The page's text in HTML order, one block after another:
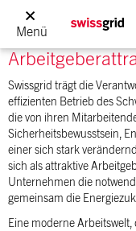
Menü
Swissgrid trägt die
effizienten Betrieb des
die von ihren
Sicherheitsbewusstsein,
einer sich stark
sich als attraktive
Unternehmen die
gemeinsam die
Eine moderne